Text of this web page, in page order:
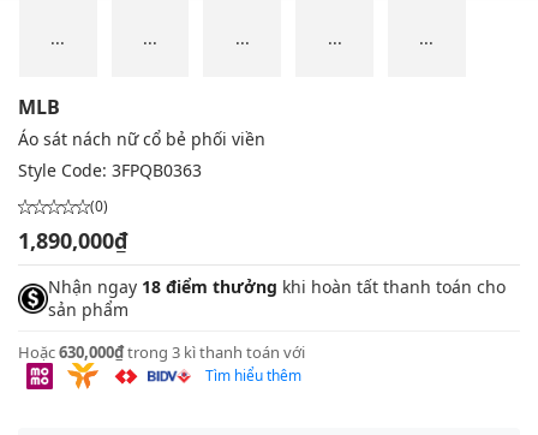
... ... ... ... ...
MLB
Áo sát nách nữ cổ bẻ phối viền
Style Code: 3FPQB0363
(0)
1,890,000₫
Nhận ngay 18 điểm thưởng khi hoàn tất thanh toán cho
sản phẩm
Hoặc630,000₫trong 3 kì thanh toán với
Tìm hiểu thêm